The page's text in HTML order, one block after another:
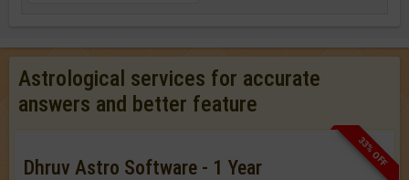
Astrological services for accurate
answers and better feature
33% OFF
Dhruv Astro Software - 1 Year